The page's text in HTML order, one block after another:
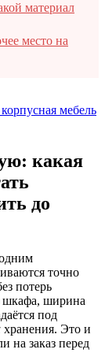
материал
место на
какая
до
точно
потерь
шкафа, ширина
под
хранения. Это и
на заказ перед